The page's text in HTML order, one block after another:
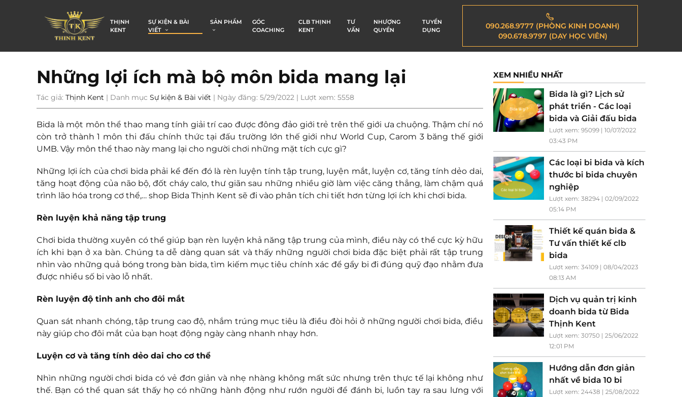
THỊNH
KENT
SỰ KIỆN & BÀI
VIẾT
SẢN PHẨM
GÓC
COACHING
CLB THỊNH
KENT
TƯ
VẤN
NHƯỢNG
QUYỀN
TUYỂN
DỤNG
090.268.9777 (PHÒNG KINH DOANH)
090.678.9797 (DẠY HỌC VIÊN)
Những lợi ích mà bộ môn bida mang lại
Tác giả: Thịnh Kent | Danh mục Sự kiện & Bài viết | Ngày đăng: 5/29/2022 | Lượt xem: 5558
Bida là một môn thể thao mang tính giải trí cao được đông đảo giới trẻ trên thế giới ưa chuộng. Thậm chí nó
còn trở thành 1 môn thi đấu chính thức tại đấu trường lớn thế giới như World Cup, Carom 3 băng thế giới
UMB. Vậy môn thể thao này mang lại cho người chơi những mặt tích cực gì?
Những lợi ích của chơi bida phải kể đến đó là rèn luyện tính tập trung, luyện mắt, luyện cơ, tăng tính dẻo dai,
tăng hoạt động của não bộ, đốt cháy calo, thư giãn sau những nhiều giờ làm việc căng thẳng, làm chậm quá
trình lão hóa trong cơ thể,… shop Bida Thịnh Kent sẽ đi vào phân tích chi tiết hơn từng lợi ích khi chơi bida.
Rèn luyện khả năng tập trung
Chơi bida thường xuyên có thể giúp bạn rèn luyện khả năng tập trung của mình, điều này có thể cực kỳ hữu
ích khi bạn ở xa bàn. Chúng ta dễ dàng quan sát và thấy những người chơi bida đặc biệt phải rất tập trung
nhìn vào những quả bóng trong bàn bida, tìm kiếm mục tiêu chính xác để gẩy bi đi đúng quỹ đạo nhằm đưa
được nhiều số bi vào lỗ nhất.
Rèn luyện độ tinh anh cho đôi mắt
Quan sát nhanh chóng, tập trung cao độ, nhắm trúng mục tiêu là điều đòi hỏi ở những người chơi bida, điều
này giúp cho đôi mắt của bạn hoạt động ngày càng nhanh nhạy hơn.
Luyện cơ và tăng tính dẻo dai cho cơ thể
Nhìn những người chơi bida có vẻ đơn giản và nhẹ nhàng không mất sức nhưng trên thực tế lại không như
thế. Bạn có thể quan sát thấy họ có những hành động như rướn người để đánh bi, luồn tay ra sau lưng với
XEM NHIỀU NHẤT
Bida là gì? Lịch sử
phát triển - Các loại
bida và Giải đấu bida
Lượt xem: 95099 | 10/07/2022
03:43 PM
Các loại bi bida và kích
thước bi bida chuyên
nghiệp
Lượt xem: 38294 | 02/09/2022
05:14 PM
Thiết kế quán bida &
Tư vấn thiết kế clb
bida
Lượt xem: 34109 | 08/04/2023
08:13 AM
Dịch vụ quản trị kinh
doanh bida từ Bida
Thịnh Kent
Lượt xem: 30750 | 25/06/2022
12:01 PM
Hướng dẫn đơn giản
nhất về bida 10 bi
Lượt xem: 24438 | 25/08/2022